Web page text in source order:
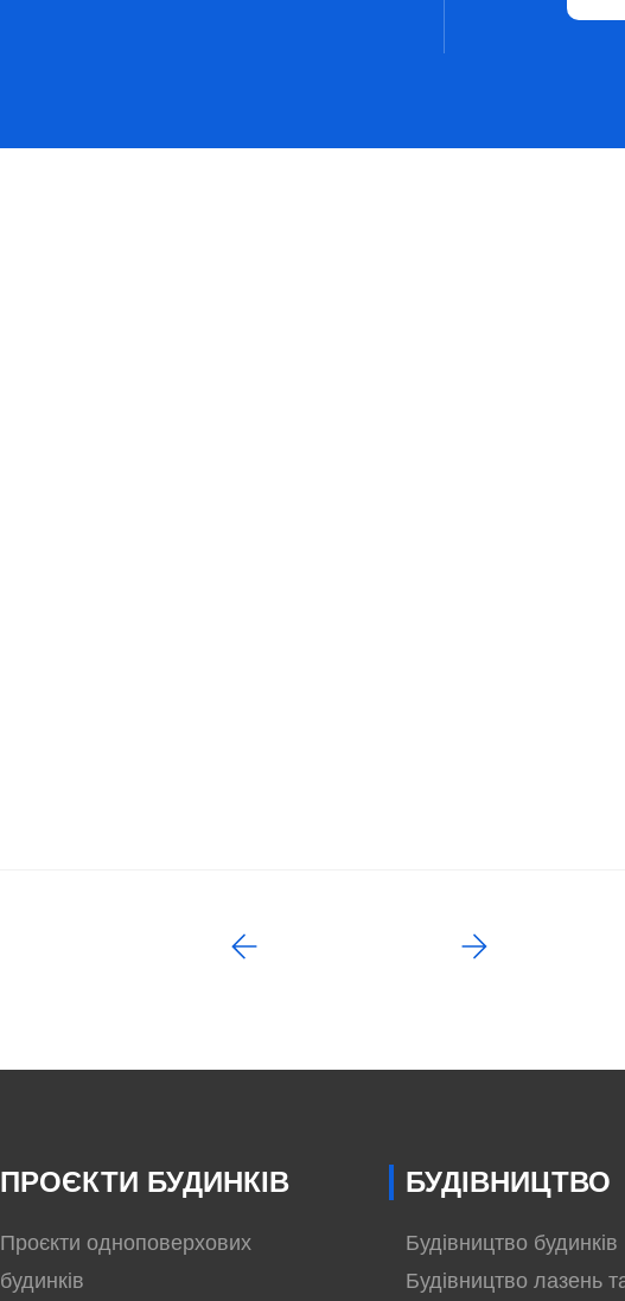
ПРОЄКТИ БУДИНКІВ
Проєкти одноповерхових
будинків
БУДІВНИЦТВО
Будівництво будинків
Будівництво лазень